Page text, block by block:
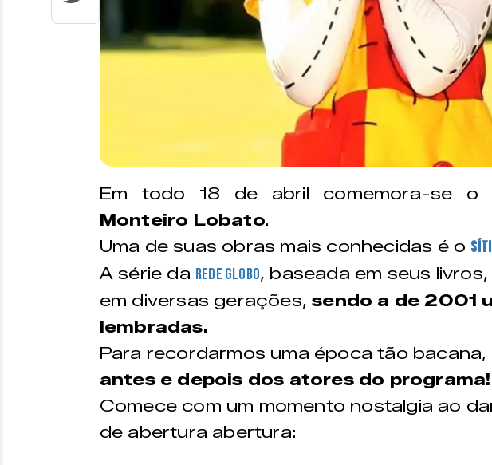
Em todo 18 de abril comemora-se o
Monteiro Lobato.
Uma de suas obras mais conhecidas é o
A série da Rede Globo, baseada em seus
em diversas gerações,sendo a de 2001
lembradas.
Para recordarmos uma época tão
antes e depois dos atores do programa!
Comece com um momento nostalgia ao
de abertura abertura: